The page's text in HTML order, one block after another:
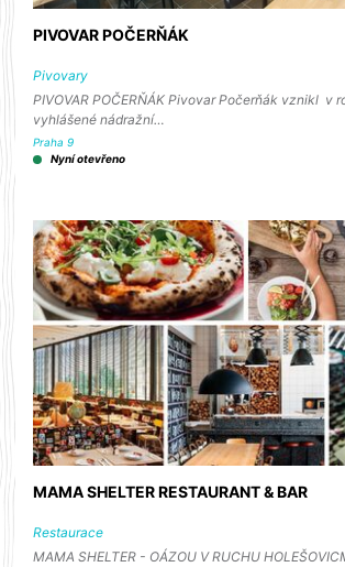
PIVOVAR POČERŇÁK
Pivovary
PIVOVAR POČERŇÁK Pivovar Počerňák vznikl v
vyhlášené nádražní…
Praha 9
Nyní otevřeno
MAMA SHELTER RESTAURANT & BAR
Restaurace
MAMA SHELTER - OÁZOU V RUCHU